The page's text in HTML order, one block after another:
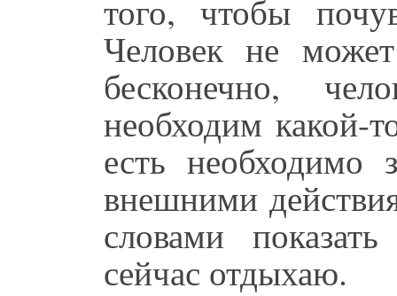
того, чтобы
Человек не
бесконечно,
необходим какой-
есть необходимо
внешними
словами
сейчас отдыхаю.